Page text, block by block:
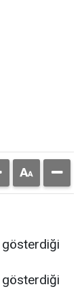
gösterdiği
gösterdiği